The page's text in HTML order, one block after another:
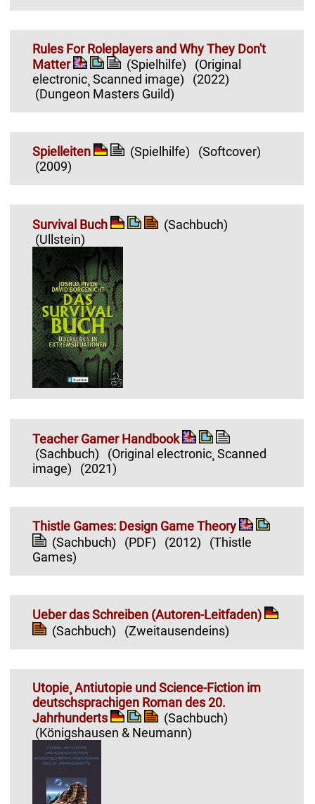
Rules For Roleplayers and Why They Don't
Matter
(Spielhilfe)
(Original
electronic¸ Scanned image)
(2022)
(Dungeon Masters Guild)
Spielleiten (Spielhilfe)
(Softcover)
(2009)
Survival Buch
(Sachbuch)
(Ullstein)
Teacher Gamer Handbook
(Sachbuch)
(Original electronic¸ Scanned
image)
(2021)
Thistle Games: Design Game Theory
(Sachbuch)
(PDF) (2012)
(Thistle
Games)
Ueber das Schreiben (Autoren-Leitfaden)
(Sachbuch)
(Zweitausendeins)
Utopie¸ Antiutopie und Science-Fiction im
deutschsprachigen Roman des 20.
Jahrhunderts
(Sachbuch)
(Königshausen & Neumann)